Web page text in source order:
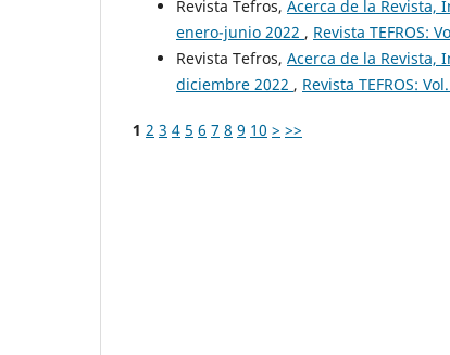
Revista Tefros, Acerca de la Revista,
enero-junio 2022 , Revista TEFROS:
Revista Tefros, Acerca de la Revista,
diciembre 2022 , Revista TEFROS:
1 2 3 4 5 6 7 8 9 10 > >>